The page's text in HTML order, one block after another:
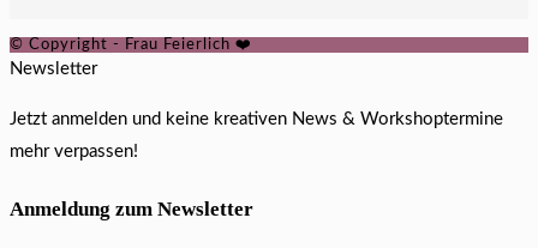
© Copyright - Frau Feierlich ❤️
Newsletter
Jetzt anmelden und keine kreativen News & Workshoptermine
mehr verpassen!
Anmeldung zum Newsletter